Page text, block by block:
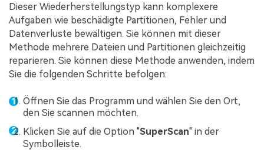
Dieser Wiederherstellungstyp kann komplexere
Aufgaben wie beschädigte Partitionen, Fehler und
Datenverluste bewältigen. Sie können mit dieser
Methode mehrere Dateien und Partitionen gleichzeitig
reparieren. Sie können diese Methode anwenden, indem
Sie die folgenden Schritte befolgen:
Öffnen Sie das Programm und wählen Sie den Ort,
den Sie scannen möchten.
Klicken Sie auf die Option "SuperScan" in der
Symbolleiste.